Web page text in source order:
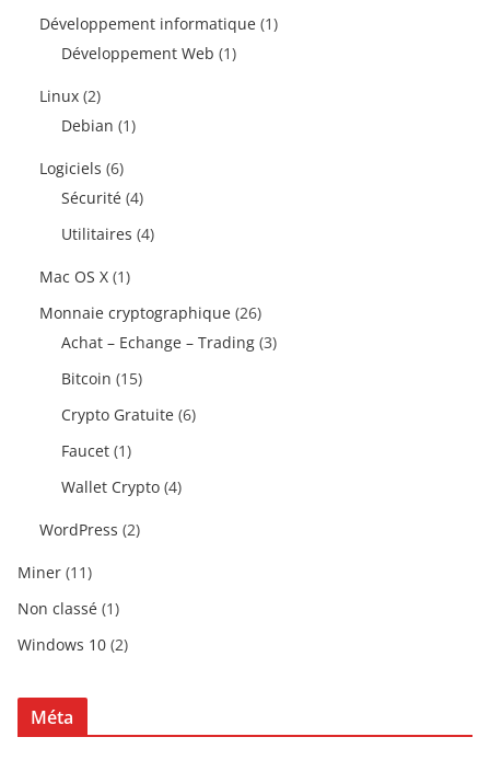
Développement informatique (1)
Développement Web (1)
Linux (2)
Debian (1)
Logiciels (6)
Sécurité (4)
Utilitaires (4)
Mac OS X (1)
Monnaie cryptographique (26)
Achat – Echange – Trading (3)
Bitcoin (15)
Crypto Gratuite (6)
Faucet (1)
Wallet Crypto (4)
WordPress (2)
Miner (11)
Non classé (1)
Windows 10 (2)
Méta